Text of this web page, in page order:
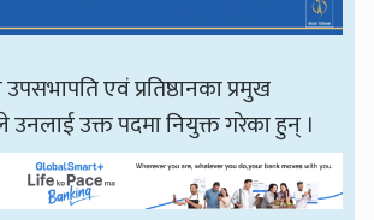
एवं प्रतिष्ठानका प्रमुख
उनलाई उक्त पदमा नियुक्त गरेका हुन् ।